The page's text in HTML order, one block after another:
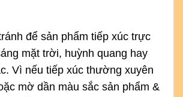
để sản phẩm tiếp xúc trực
mặt trời, huỳnh quang hay
Vì nếu tiếp xúc thường xuyên
mờ dần màu sắc sản phẩm &